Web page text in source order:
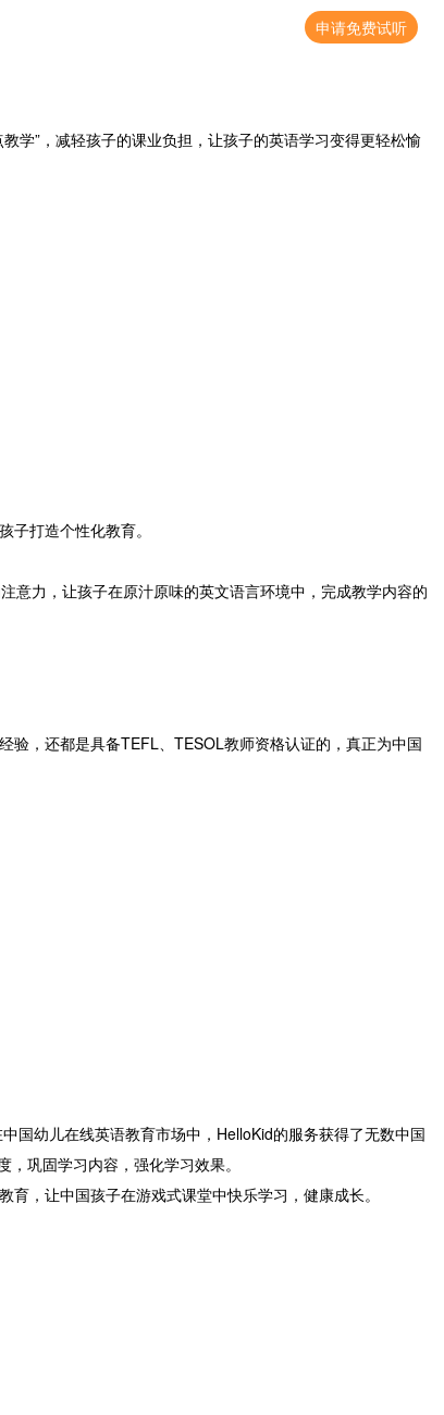
申请免费试听
学”，减轻孩子的课业负担，让孩子的英语学习变得更轻松愉
打造个性化教育。
力，让孩子在原汁原味的英文语言环境中，完成教学内容的
，还都是具备TEFL、TESOL教师资格认证的，真正为中国
幼儿在线英语教育市场中，HelloKid的服务获得了无数中国
巩固学习内容，强化学习效果。
，让中国孩子在游戏式课堂中快乐学习，健康成长。